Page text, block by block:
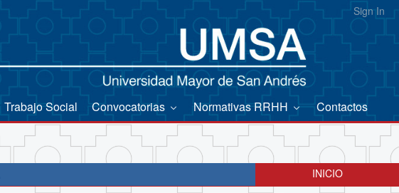
Sign In
Trabajo Social Convocatorias Normativas RRHH Contactos
INICIO